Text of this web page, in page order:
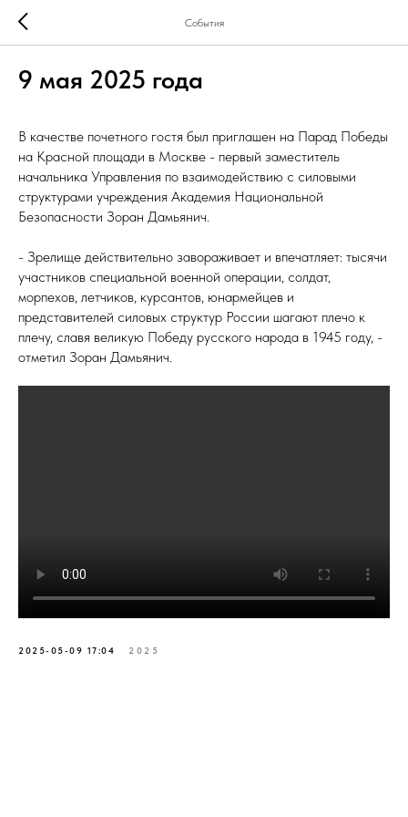
События
9 мая 2025 года
В качестве почетного гостя был приглашен на Парад Победы
на Красной площади в Москве - первый заместитель
начальника Управления по взаимодействию с силовыми
структурами учреждения Академия Национальной
Безопасности Зоран Дамьянич.
- Зрелище действительно завораживает и впечатляет: тысячи
участников специальной военной операции, солдат,
морпехов, летчиков, курсантов, юнармейцев и
представителей силовых структур России шагают плечо к
плечу, славя великую Победу русского народа в 1945 году, -
отметил Зоран Дамьянич.
2025-05-09 17:04 2025